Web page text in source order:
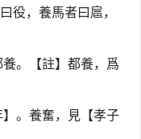
役，養馬者曰扈，
。【註】都養，爲
。養奮，見【孝子